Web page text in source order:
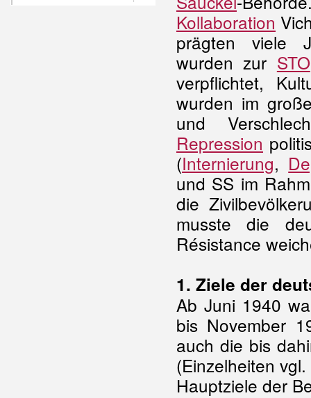
Kollaboration
prägten viele
wurden zur STO
verpflichtet,
wurden im
und
Repression
(Internierung,
und SS im
die
musste die
Résistance
1. Ziele der
Ab Juni 1940
bis November
auch die bis
(Einzelheiten vgl.
Hauptziele der